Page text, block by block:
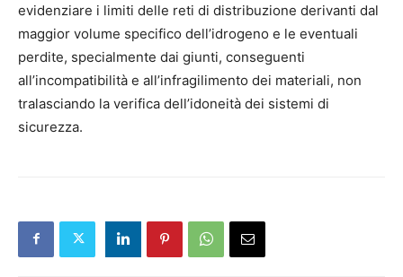
evidenziare i limiti delle reti di distribuzione derivanti dal
maggior volume specifico dell’idrogeno e le eventuali
perdite, specialmente dai giunti, conseguenti
all’incompatibilità e all’infragilimento dei materiali, non
tralasciando la verifica dell’idoneità dei sistemi di
sicurezza.